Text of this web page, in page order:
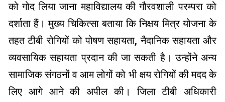
को गोद लिया जाना महाविद्यालय की गौरवशाली परम्परा को
दर्शाता हैं। मुख्य चिकित्सा बताया कि निक्षय मित्र योजना के
तहत टीबी रोगियों को पोषण सहायता, नैदानिक सहायता और
व्यवसायिक सहायता प्रदान की जा सकती है। उन्होंने अन्य
सामाजिक संगठनों व आम लोगों को भी क्षय रोगियों की मदद के
लिए आगे आने की अपील की। जिला टीबी अधिकारी